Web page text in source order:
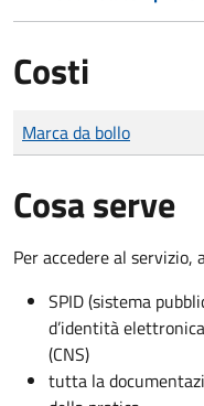
Costi
Tipo di pagamento
Importo
Marca da bollo
Cosa serve
Per accedere al servizio,
SPID (sistema
d’identità
(CNS)
tutta la